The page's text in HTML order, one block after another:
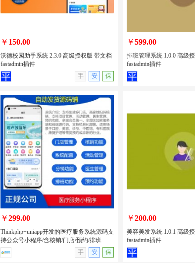
无演示
沃德校园助手系统 2.3.0 高级授权版 带
文档 fastadmin插件
无演示
￥ 150.00
沃德校园助手系统 2.3.0 高级授权版 带文档
fastadmin插件
手
安 保
排班管理系统 1.0.0 高
￥599.00
排班管理系统 1.0.0 高级
fastadmin插件
￥299.00
Thinkphp+uniapp开发的医疗服务系统源码支
持公众号小程序/含核销/门店/预约/排班
手
安 保
￥200.00
美容美发系统 1.0.1 高级
fastadmin插件